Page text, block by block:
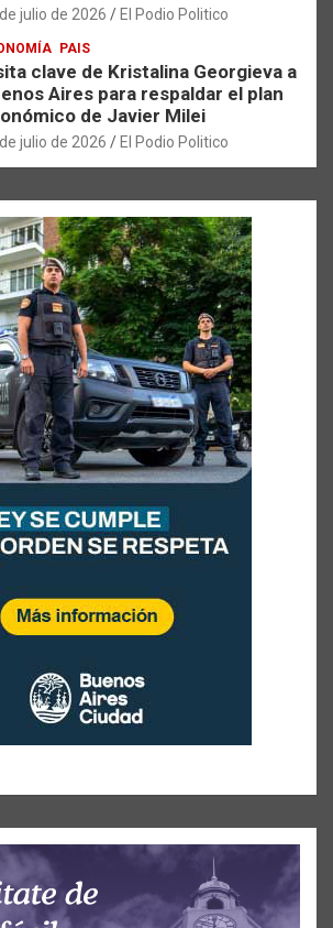
julio de 2026 El Podio Politico
PAIS
clave de Kristalina Georgieva a
Aires para respaldar el plan
de Javier Milei
julio de 2026 El Podio Politico